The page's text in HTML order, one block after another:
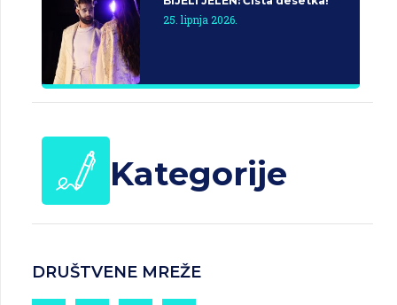
25. lipnja 2026.
Kategorije
DRUŠTVENE MREŽE